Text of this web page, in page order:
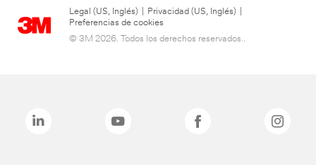
Legal (US, Inglés) Privacidad (US, Inglés)
Preferencias de cookies
© 3M 2026. Todos los derechos reservados..